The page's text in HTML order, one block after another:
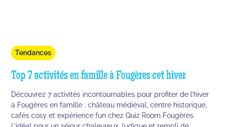
Tendances
Top 7 activités en famille à Fougères cet hiver
Découvrez 7 activités incontournables pour profiter de l’hiver
à Fougères en famille : château médiéval, centre historique,
cafés cosy et expérience fun chez Quiz Room Fougères.